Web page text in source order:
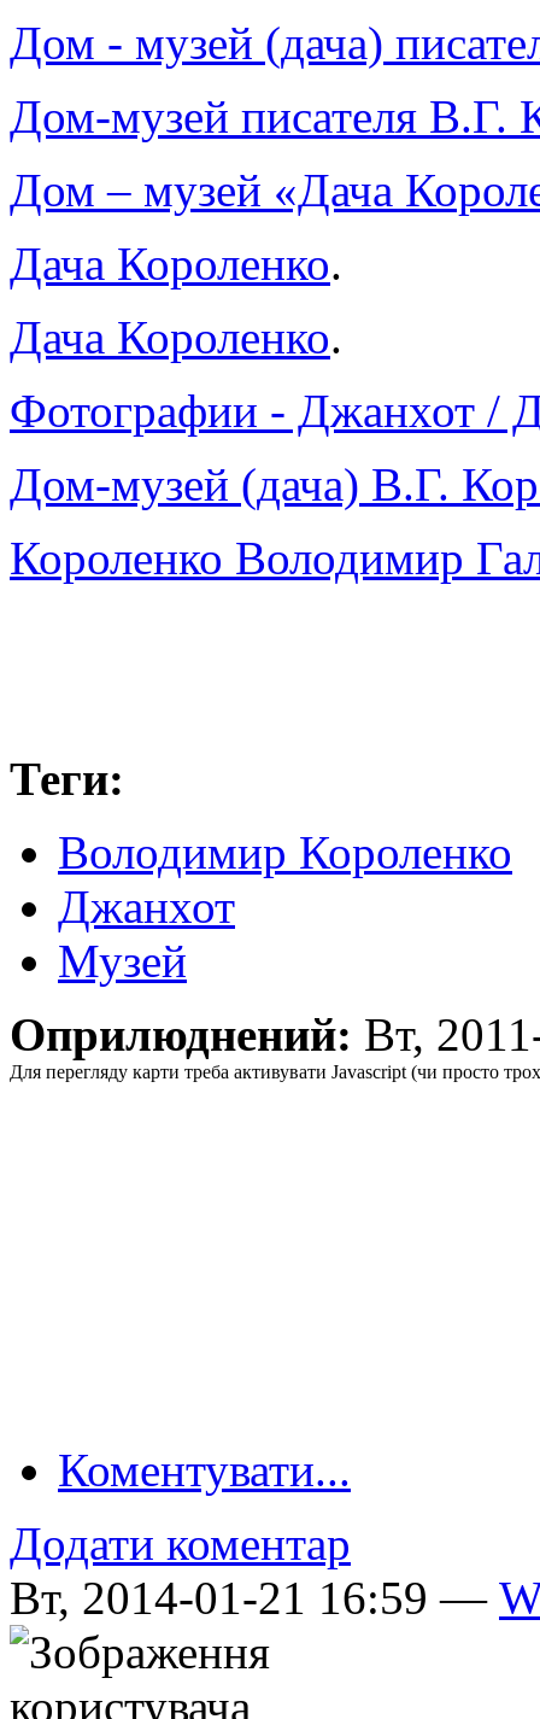
Дом - музей (дача)
Дом-музей писателя В.Г.
Дом – музей «Дача
Дача Короленко.
Дача Короленко.
Фотографии - Джанхот /
Дом-музей (дача) В.Г.
Короленко Володимир
Теги:
Володимир Короленко
Джанхот
Музей
Оприлюднений: Вт,
Для перегляду карти треба активувати Javascript (чи просто
Коментувати...
Додати коментар
Вт, 2014-01-21 16:59 —